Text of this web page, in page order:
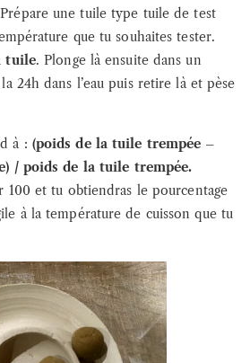
une tuile type tuile de test
que tu souhaites tester.
tuile. Plonge là ensuite dans un
24h dans l’eau puis retire là et pèse
à : (poids de la tuile trempée –
/ poids de la tuile trempée.
et tu obtiendras le pourcentage
à la température de cuisson que tu